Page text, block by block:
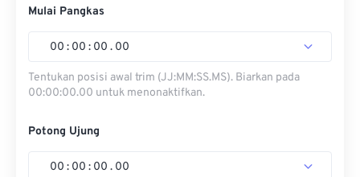
Mulai Pangkas
00 : 00 : 00 . 00
Tentukan posisi awal trim (JJ:MM:SS.MS). Biarkan pada
00:00:00.00 untuk menonaktifkan.
Potong Ujung
00 : 00 : 00 . 00